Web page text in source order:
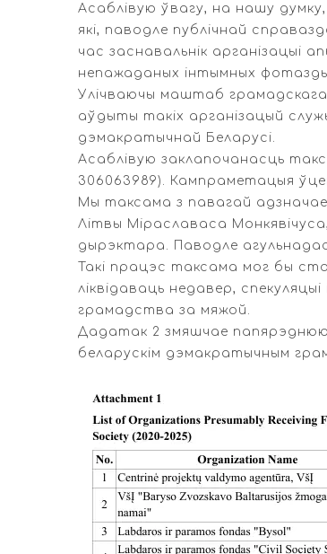
Асаблівую ўвагу, на нашу
які, паводле публічнай
час заснавальнік арганізацыі
непажаданых інтымных
Улічваючы маштаб грамадскага
аўдыты такіх арганізацый
дэмакратычнай Беларусі.
Асаблівую заклапочанасць
306063989). Кампраметацыя
Мы таксама з павагай
Літвы Міраславаса
дырэктара. Паводле
Такі працэс таксама мог бы
ліквідаваць недавер,
грамадства за мяжой.
Дадатак 2 змяшчае папярэднюю,
беларускім дэмакратычным